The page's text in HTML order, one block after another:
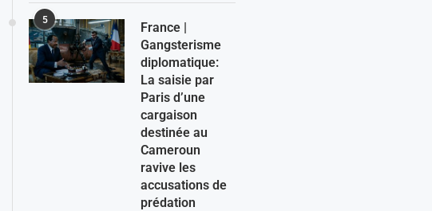
5
France |
Gangsterisme
diplomatique:
La saisie par
Paris d’une
cargaison
destinée au
Cameroun
ravive les
accusations de
prédation